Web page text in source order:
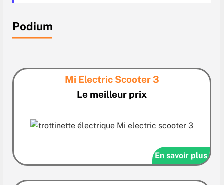
Podium
Mi Electric Scooter 3
Le meilleur prix
En savoir plus